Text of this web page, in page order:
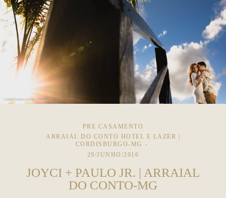
PRE CASAMENTO
ARRAIAL DO CONTO HOTEL E LAZER |
CORDISBURGO-MG
29/JUNHO/2016
JOYCI + PAULO JR. | ARRAIAL
DO CONTO-MG